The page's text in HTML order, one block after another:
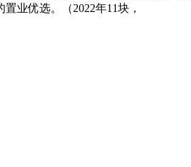
业优选。（2022年11块，